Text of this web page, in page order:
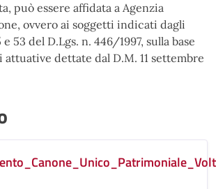
può essere affidata a Agenzia
ovvero ai soggetti indicati dagli
53 del D.Lgs. n. 446/1997, sulla base
dettate dal D.M. 11 settembre